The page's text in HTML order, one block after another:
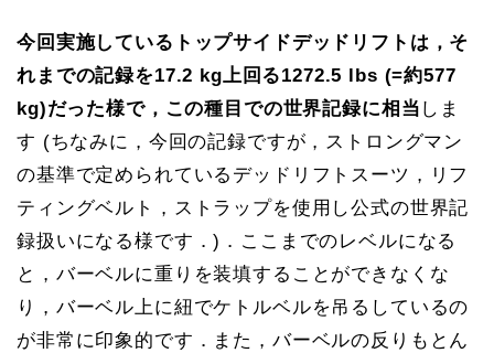
今回実施しているトップサイドデッドリフトは，そ
れまでの記録を17.2 kg上回る1272.5 lbs (=約577
kg)だった様で，この種目での世界記録に相当 しま
す (ちなみに，今回の記録ですが，ストロングマン
の基準で定められているデッドリフトスーツ，リフ
ティングベルト，ストラップを使用し公式の世界記
録扱いになる様です．)．ここまでのレベルになる
と，バーベルに重りを装填することができなくな
り，バーベル上に紐でケトルベルを吊るしているの
が非常に印象的です．また，バーベルの反りもとん